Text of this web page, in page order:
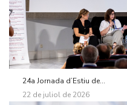
24a Jornada d’Estiu de...
22 de juliol de 2026